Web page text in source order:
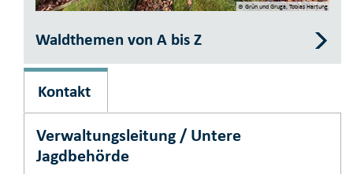
© Grün und Gruga, Tobias Hartung
Waldthemen von A bis Z
Kontakt
Verwaltungsleitung / Untere
Jagdbehörde